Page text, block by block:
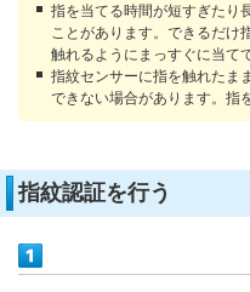
指を当てる時間が短すぎたり
ことがあります。できるだけ
触れるようにまっすぐに当て
指紋センサーに指を触れたま
できない場合があります。指
指紋認証を行う